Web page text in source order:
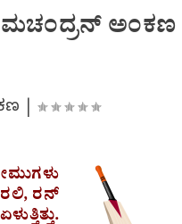
ಅಂಕಣ
ರನ್